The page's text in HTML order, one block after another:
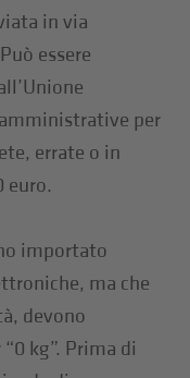
in via
essere
per
errate o in
euro.
importato
ma che
devono
kg”. Prima di